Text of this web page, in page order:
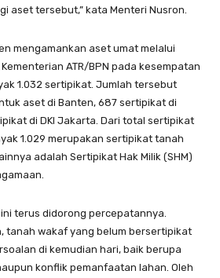
aset tersebut,” kata Menteri Nusron.
mengamankan aset umat melalui
ATR/BPN pada kesempatan
1.032 sertipikat. Jumlah tersebut
aset di Banten, 687 sertipikat di
di DKI Jakarta. Dari total sertipikat
1.029 merupakan sertipikat tanah
adalah Sertipikat Hak Milik (SHM)
terus didorong percepatannya.
tanah wakaf yang belum bersertipikat
di kemudian hari, baik berupa
konflik pemanfaatan lahan. Oleh